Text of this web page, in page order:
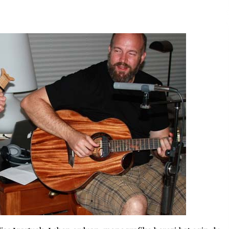
Larunbatean Plentziako Itsas
Martxa ospatuko da
2026/07/07
SOINUGELA: Paul McCartney eta
Ringo Starr-en lan berriak